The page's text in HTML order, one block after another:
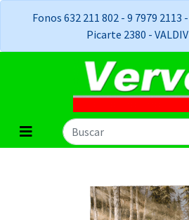
Fonos 632 211 802 - 9 7979 2113
Picarte 2380 -